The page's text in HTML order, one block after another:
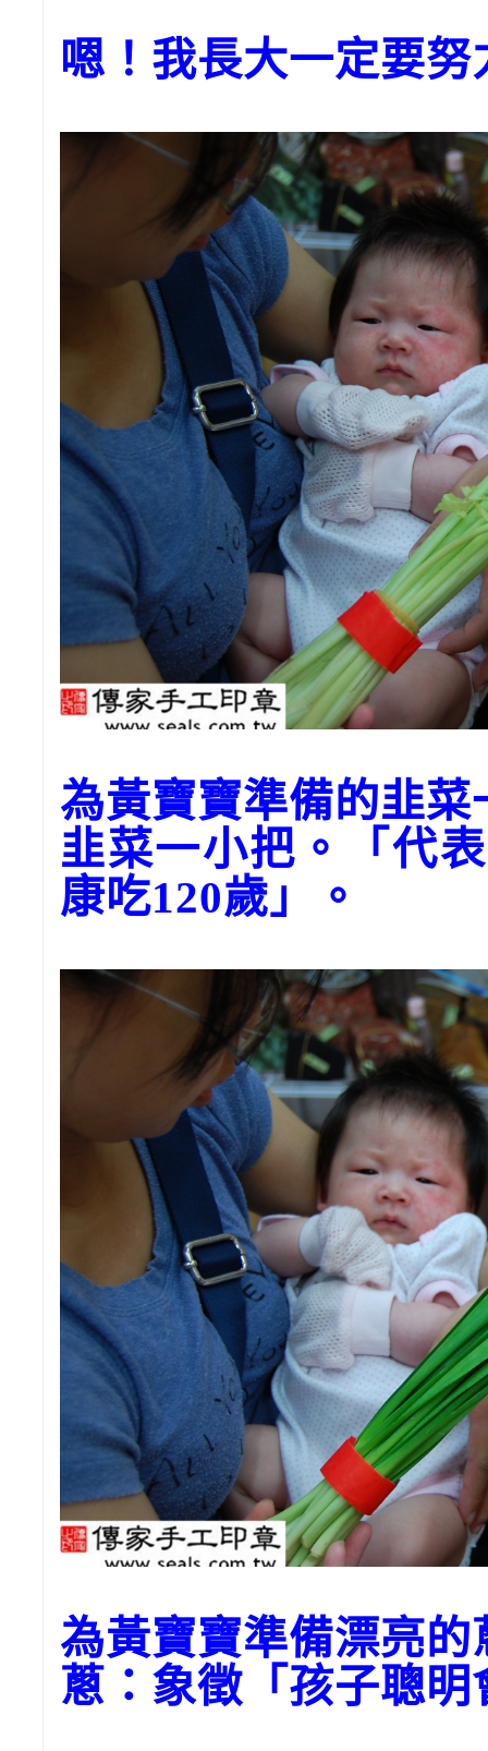
嗯！我長大一定要
為黃寶寶準備的韭菜
韭菜一小把。「代
康吃120歲」。
為黃寶寶準備漂亮的
蔥：象徵「孩子聰明